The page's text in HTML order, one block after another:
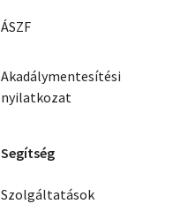
ÁSZF
Akadálymentesítési
nyilatkozat
Segítség
Szolgáltatások